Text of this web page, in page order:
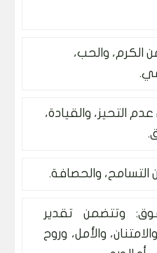
الكرم، والحب،
التحيز، والقيادة،
التسامح، والحصافة.
وتتضمن تقدير
والأمل، وروح